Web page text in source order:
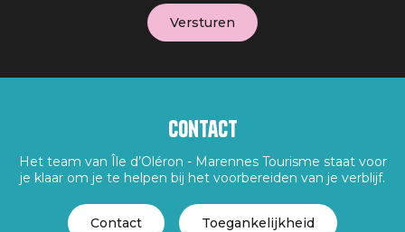
Contact
Het team van Île d’Oléron - Marennes Tourisme staat voor
je klaar om je te helpen bij het voorbereiden van je verblijf.
Contact Toegankelijkheid